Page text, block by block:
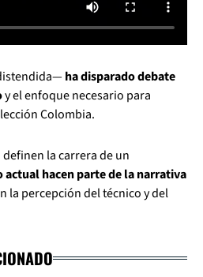
ha disparado debate
y el enfoque necesario para
Colombia.
la carrera de un
actual hacen parte de la narrativa
la percepción del técnico y del